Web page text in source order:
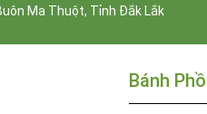
Ma Thuột, Tỉnh Đắk Lắk
Bánh